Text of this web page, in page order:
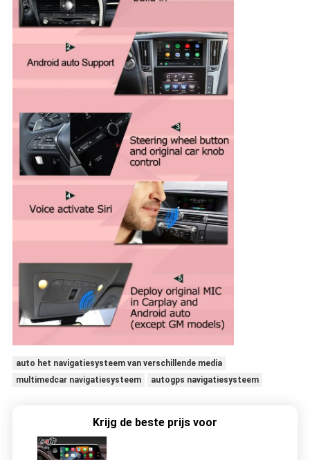
auto het navigatiesysteem van verschillende media
multimedcar navigatiesysteem
autogps navigatiesysteem
Krijg de beste prijs voor